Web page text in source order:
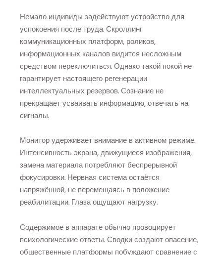
Немало индивиды задействуют устройство для
успокоения после труда. Скроллинг
коммуникационных платформ, роликов,
информационных каналов видится несложным
средством переключиться. Однако такой покой не
гарантирует настоящего регенерации
интеллектуальных резервов. Сознание не
прекращает усваивать информацию, отвечать на
сигналы.
Монитор удерживает внимание в активном режиме.
Интенсивность экрана, движущиеся изображения,
замена материала потребляют беспрерывной
фокусировки. Нервная система остаётся
напряжённой, не перемещаясь в положение
реабилитации. Глаза ощущают нагрузку.
Содержимое в аппарате обычно провоцирует
психологические ответы. Сводки создают опасение,
общественные платформы побуждают сравнение с